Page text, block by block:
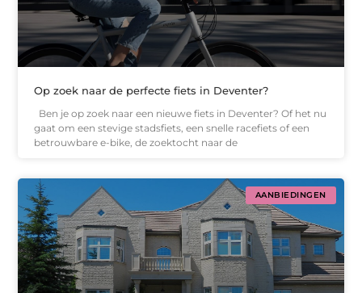
Op zoek naar de perfecte fiets in Deventer?
Ben je op zoek naar een nieuwe fiets in Deventer? Of het nu
gaat om een stevige stadsfiets, een snelle racefiets of een
betrouwbare e-bike, de zoektocht naar de
AANBIEDINGEN